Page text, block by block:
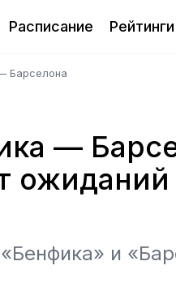
Расписание Рейтинги
Барселона
—
ожиданий
и